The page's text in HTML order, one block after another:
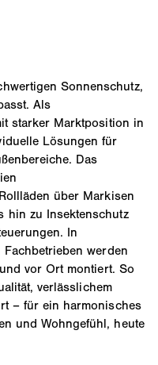
Sonnenschutz,
Als
starker Marktposition in
Lösungen für
Das
über Markisen
hin zu Insektenschutz
In
werden
vor Ort montiert. So
verlässlichem
– für ein harmonisches
und Wohngefühl, heute